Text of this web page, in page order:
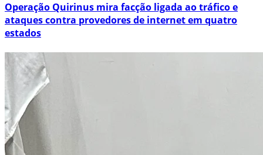
Operação Quirinus mira facção ligada ao tráfico e
ataques contra provedores de internet em quatro
estados